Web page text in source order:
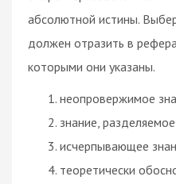
абсолютной истины.
должен отразить в
которыми они указаны.
неопровержимое
знание,
исчерпывающее
теоретически